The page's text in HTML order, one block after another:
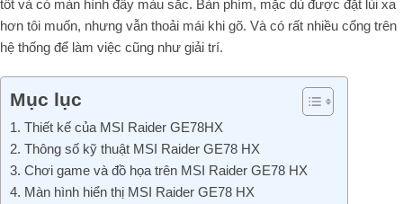
tốt và có màn hình đầy màu sắc. Bàn phím, mặc dù được đặt lùi xa
hơn tôi muốn, nhưng vẫn thoải mái khi gõ. Và có rất nhiều cổng trên
hệ thống để làm việc cũng như giải trí.
Mục lục
1. Thiết kế của MSI Raider GE78HX
2. Thông số kỹ thuật MSI Raider GE78 HX
3. Chơi game và đồ họa trên MSI Raider GE78 HX
4. Màn hình hiển thị MSI Raider GE78 HX